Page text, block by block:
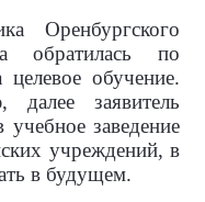
Оренбургского
обратилась по
обучение.
далее заявитель
учебное заведение
учреждений, в
в будущем.